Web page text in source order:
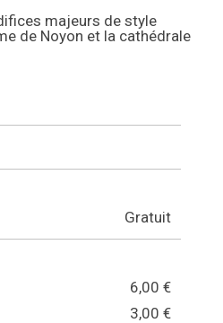
majeurs de style
de Noyon et la cathédrale
Gratuit
6,00 €
3,00 €